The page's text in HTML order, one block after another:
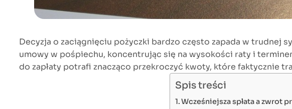
Decyzja o zaciągnięciu pożyczki bardzo często zapada w
umowy w pośpiechu, koncentrując się na wysokości raty i
do zapłaty potrafi znacząco przekroczyć kwoty, które faktycznie
Spis treści
Wcześniejsza spłata a zwrot